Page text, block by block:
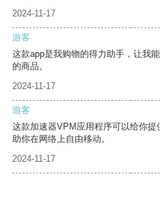
2024-11-17
游客
这款app是我购物的得力助手，让我
的商品。
2024-11-17
游客
这款加速器VPM应用程序可以给你
助你在网络上自由移动。
2024-11-17